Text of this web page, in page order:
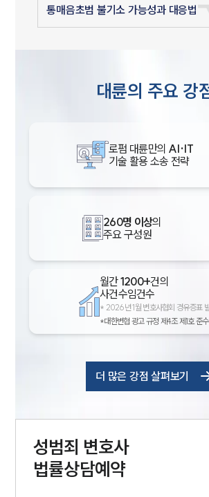
통매음초범 불기소 가능성과 대응법
대륜의 주요 강
로펌 대륜만의 AI·IT
기술 활용 소송 전략
260명 이상의
주요 구성원
월간1200+건의
사건수임건수
* 2026년 1월 변호사협회 경유증표
*대한변협 광고 규정 제4조 제1호 준수
더 많은 강점 살펴보기
성범죄 변호사
법률상담예약